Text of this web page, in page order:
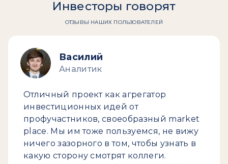
Инвесторы говорят
ОТЗЫВЫ НАШИХ ПОЛЬЗОВАТЕЛЕЙ
Василий
Аналитик
Отличный проект как агрегатор
инвестиционных идей от
профучастников, своеобразный market
place. Мы им тоже пользуемся, не вижу
ничего зазорного в том, чтобы узнать в
какую сторону смотрят коллеги.